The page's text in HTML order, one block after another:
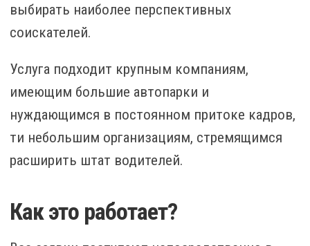
выбирать наиболее перспективных
соискателей.
Услуга подходит крупным компаниям,
имеющим большие автопарки и
нуждающимся в постоянном притоке кадров,
ти небольшим организациям, стремящимся
расширить штат водителей.
Как это работает?